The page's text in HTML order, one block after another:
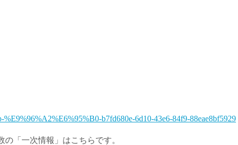
b7fd680e-6d10-43e6-84f9-88eae8bf5929
「一次情報」はこちらです。